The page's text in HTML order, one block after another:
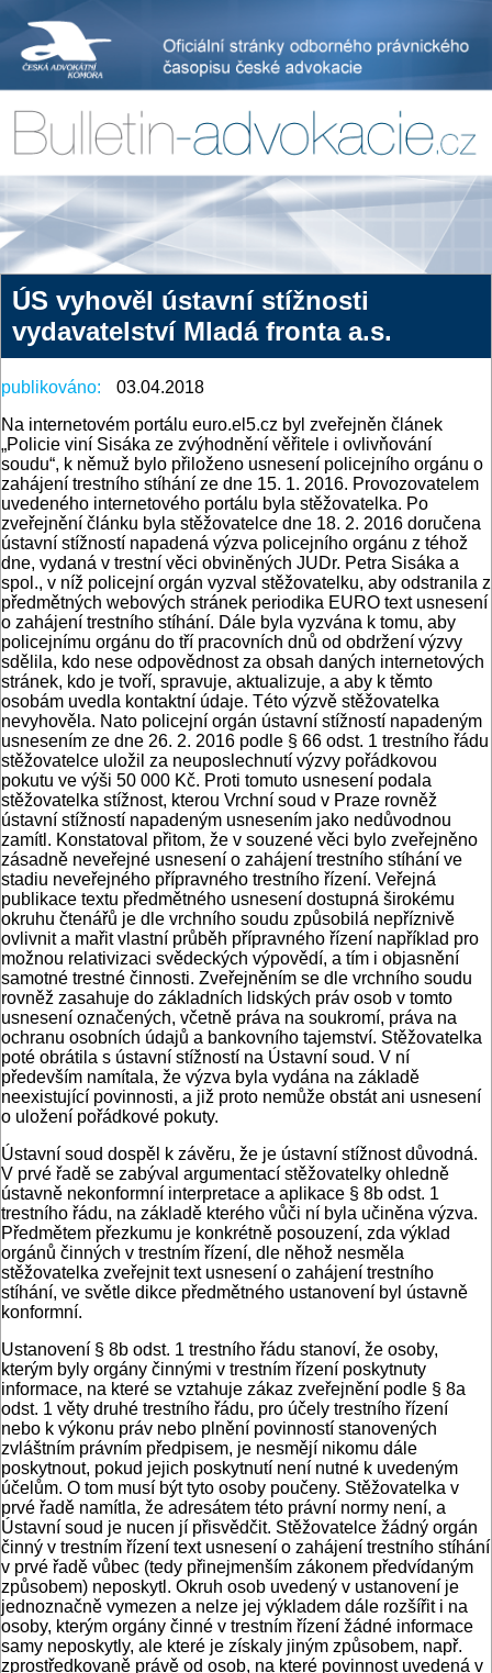
ÚS vyhověl ústavní stížnosti
vydavatelství Mladá fronta a.s.
publikováno:
03.04.2018
Na internetovém portálu euro.el5.cz byl zveřejněn článek
„Policie viní Sisáka ze zvýhodnění věřitele i ovlivňování
soudu“, k němuž bylo přiloženo usnesení policejního orgánu o
zahájení trestního stíhání ze dne 15. 1. 2016. Provozovatelem
uvedeného internetového portálu byla stěžovatelka. Po
zveřejnění článku byla stěžovatelce dne 18. 2. 2016 doručena
ústavní stížností napadená výzva policejního orgánu z téhož
dne, vydaná v trestní věci obviněných JUDr. Petra Sisáka a
spol., v níž policejní orgán vyzval stěžovatelku, aby odstranila z
předmětných webových stránek periodika EURO text usnesení
o zahájení trestního stíhání. Dále byla vyzvána k tomu, aby
policejnímu orgánu do tří pracovních dnů od obdržení výzvy
sdělila, kdo nese odpovědnost za obsah daných internetových
stránek, kdo je tvoří, spravuje, aktualizuje, a aby k těmto
osobám uvedla kontaktní údaje. Této výzvě stěžovatelka
nevyhověla. Nato policejní orgán ústavní stížností napadeným
usnesením ze dne 26. 2. 2016 podle § 66 odst. 1 trestního řádu
stěžovatelce uložil za neuposlechnutí výzvy pořádkovou
pokutu ve výši 50 000 Kč. Proti tomuto usnesení podala
stěžovatelka stížnost, kterou Vrchní soud v Praze rovněž
ústavní stížností napadeným usnesením jako nedůvodnou
zamítl. Konstatoval přitom, že v souzené věci bylo zveřejněno
zásadně neveřejné usnesení o zahájení trestního stíhání ve
stadiu neveřejného přípravného trestního řízení. Veřejná
publikace textu předmětného usnesení dostupná širokému
okruhu čtenářů je dle vrchního soudu způsobilá nepříznivě
ovlivnit a mařit vlastní průběh přípravného řízení například pro
možnou relativizaci svědeckých výpovědí, a tím i objasnění
samotné trestné činnosti. Zveřejněním se dle vrchního soudu
rovněž zasahuje do základních lidských práv osob v tomto
usnesení označených, včetně práva na soukromí, práva na
ochranu osobních údajů a bankovního tajemství. Stěžovatelka
poté obrátila s ústavní stížností na Ústavní soud. V ní
především namítala, že výzva byla vydána na základě
neexistující povinnosti, a již proto nemůže obstát ani usnesení
o uložení pořádkové pokuty.
Ústavní soud dospěl k závěru, že je ústavní stížnost důvodná.
V prvé řadě se zabýval argumentací stěžovatelky ohledně
ústavně nekonformní interpretace a aplikace § 8b odst. 1
trestního řádu, na základě kterého vůči ní byla učiněna výzva.
Předmětem přezkumu je konkrétně posouzení, zda výklad
orgánů činných v trestním řízení, dle něhož nesměla
stěžovatelka zveřejnit text usnesení o zahájení trestního
stíhání, ve světle dikce předmětného ustanovení byl ústavně
konformní.
Ustanovení § 8b odst. 1 trestního řádu stanoví, že osoby,
kterým byly orgány činnými v trestním řízení poskytnuty
informace, na které se vztahuje zákaz zveřejnění podle § 8a
odst. 1 věty druhé trestního řádu, pro účely trestního řízení
nebo k výkonu práv nebo plnění povinností stanovených
zvláštním právním předpisem, je nesmějí nikomu dále
poskytnout, pokud jejich poskytnutí není nutné k uvedeným
účelům. O tom musí být tyto osoby poučeny. Stěžovatelka v
prvé řadě namítla, že adresátem této právní normy není, a
Ústavní soud je nucen jí přisvědčit. Stěžovatelce žádný orgán
činný v trestním řízení text usnesení o zahájení trestního stíhání
v prvé řadě vůbec (tedy přinejmenším zákonem předvídaným
způsobem) neposkytl. Okruh osob uvedený v ustanovení je
jednoznačně vymezen a nelze jej výkladem dále rozšířit i na
osoby, kterým orgány činné v trestním řízení žádné informace
samy neposkytly, ale které je získaly jiným způsobem, např.
zprostředkovaně právě od osob, na které povinnost uvedená v